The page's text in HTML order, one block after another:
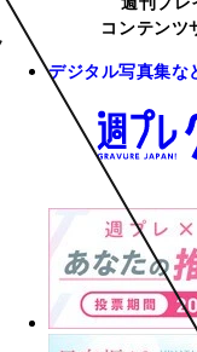
コンテンツ
デジタル写真集な